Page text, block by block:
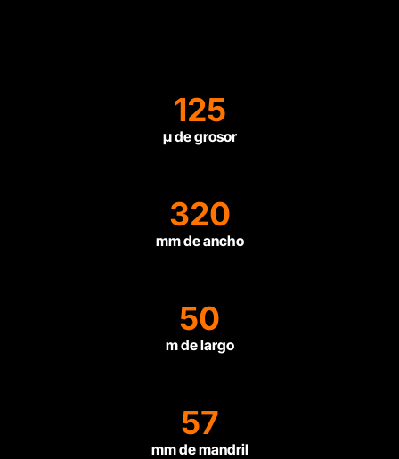
125
µ de grosor
320
mm de ancho
50
m de largo
57
mm de mandril